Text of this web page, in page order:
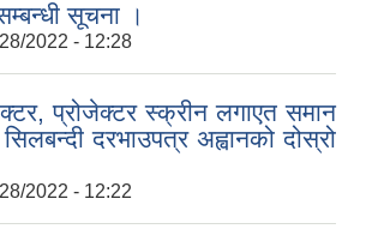
सूचना ।
2022 - 12:28
प्रोजेक्टर स्क्रीन लगाएत समान
दरभाउपत्र अह्वानको दोस्रो
2022 - 12:22